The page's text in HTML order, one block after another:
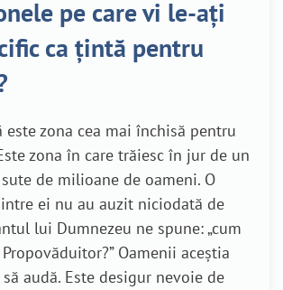
pe care vi le-ați
ca țintă pentru
este zona cea mai închisă pentru
zona în care trăiesc în jur de un
de milioane de oameni. O
ei nu au auzit niciodată de
lui Dumnezeu ne spune: „cum
Oamenii aceștia
audă. Este desigur nevoie de